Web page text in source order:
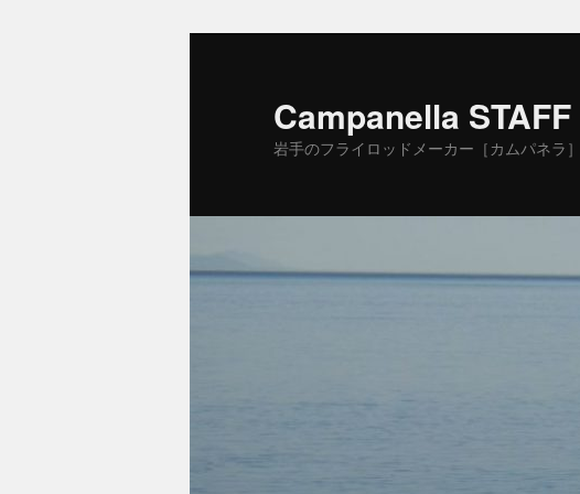
Campanella
岩手のフライロッドメーカー［カムパネラ